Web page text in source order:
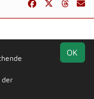
Datenschutz
OK
der